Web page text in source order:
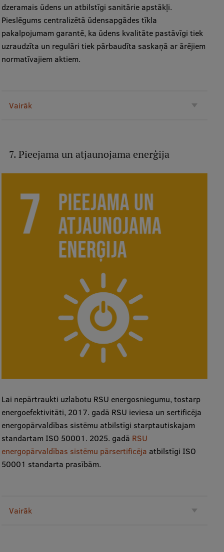
dzeramais ūdens un atbilstīgi sanitārie apstākļi.
Pieslēgums centralizētā ūdensapgādes tīkla
pakalpojumam garantē, ka ūdens kvalitāte pastāvīgi tiek
uzraudzīta un regulāri tiek pārbaudīta saskaņā ar ārējiem
normatīvajiem aktiem.
Vairāk
7. Pieejama un atjaunojama enerģija
Lai nepārtraukti uzlabotu RSU energosniegumu, tostarp
energoefektivitāti, 2017. gadā RSU ieviesa un sertificēja
energopārvaldības sistēmu atbilstīgi starptautiskajam
standartam ISO 50001. 2025. gadā RSU
energopārvaldības sistēmu pārsertificēja atbilstīgi ISO
50001 standarta prasībām.
Vairāk